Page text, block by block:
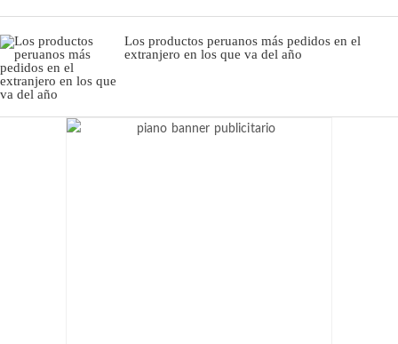
Los productos peruanos más pedidos en el
extranjero en los que va del año